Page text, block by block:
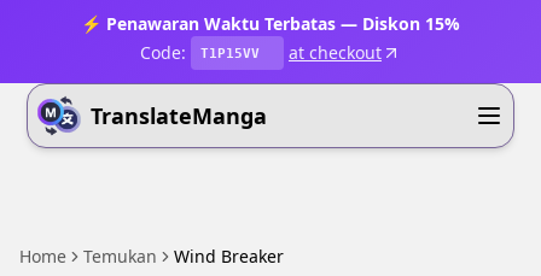
⚡ Penawaran Waktu Terbatas — Diskon 15%
Code:
T1P15VV at checkout
TranslateManga
Home Temukan Wind Breaker